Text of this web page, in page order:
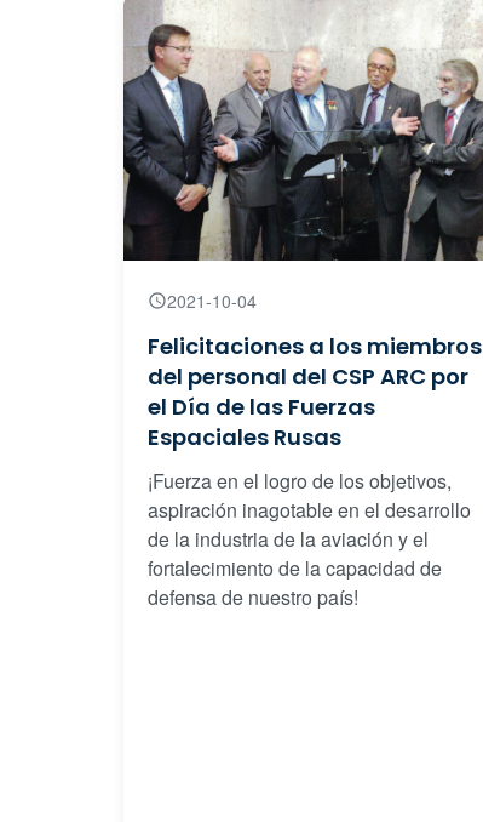
2021-10-04
Felicitaciones a los miembros
del personal del CSP ARC por
el Día de las Fuerzas
Espaciales Rusas
¡Fuerza en el logro de los objetivos,
aspiración inagotable en el desarrollo
de la industria de la aviación y el
fortalecimiento de la capacidad de
defensa de nuestro país!